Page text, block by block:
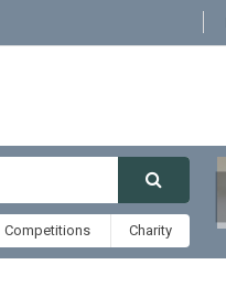
Competitions Charity